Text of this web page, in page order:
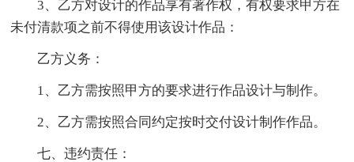
3、乙方对设计的作品享有著作权，有权要求甲方在
未付清款项之前不得使用该设计作品：
乙方义务：
1、乙方需按照甲方的要求进行作品设计与制作。
2、乙方需按照合同约定按时交付设计制作作品。
七、违约责任：